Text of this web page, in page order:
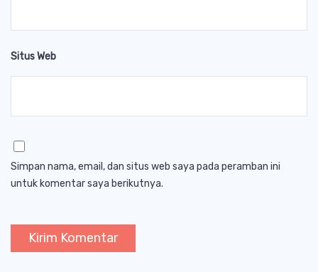
Situs Web
Simpan nama, email, dan situs web saya pada peramban ini
untuk komentar saya berikutnya.